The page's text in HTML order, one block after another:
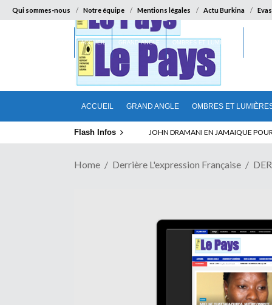
Qui sommes-nous Notre équipe Mentions légales Actu Burkina
ACCUEIL GRAND ANGLE OMBRES ET
ACCUEIL GRAND ANGLE OMBRES ET LUMIÈRES
Flash Infos ELECTION DE TALON A LA TETE
Home Derrière L'expression Française